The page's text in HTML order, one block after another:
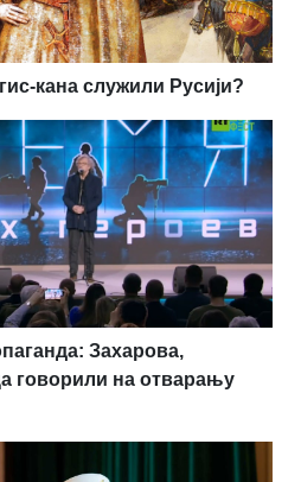
кана служили Русији?
Захарова,
говорили на отварању